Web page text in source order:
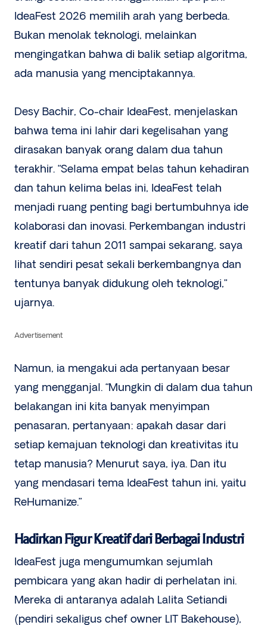
IdeaFest 2026 memilih arah yang berbeda.
Bukan menolak teknologi, melainkan
mengingatkan bahwa di balik setiap algoritma,
ada manusia yang menciptakannya.
Desy Bachir, Co-chair IdeaFest, menjelaskan
bahwa tema ini lahir dari kegelisahan yang
dirasakan banyak orang dalam dua tahun
terakhir. “Selama empat belas tahun kehadiran
dan tahun kelima belas ini, IdeaFest telah
menjadi ruang penting bagi bertumbuhnya ide
kolaborasi dan inovasi. Perkembangan industri
kreatif dari tahun 2011 sampai sekarang, saya
lihat sendiri pesat sekali berkembangnya dan
tentunya banyak didukung oleh teknologi,”
ujarnya.
Advertisement
Namun, ia mengakui ada pertanyaan besar
yang mengganjal. “Mungkin di dalam dua tahun
belakangan ini kita banyak menyimpan
penasaran, pertanyaan: apakah dasar dari
setiap kemajuan teknologi dan kreativitas itu
tetap manusia? Menurut saya, iya. Dan itu
yang mendasari tema IdeaFest tahun ini, yaitu
ReHumanize.”
Hadirkan Figur Kreatif dari Berbagai Industri
IdeaFest juga mengumumkan sejumlah
pembicara yang akan hadir di perhelatan ini.
Mereka di antaranya adalah Lalita Setiandi
(pendiri sekaligus chef owner LIT Bakehouse),